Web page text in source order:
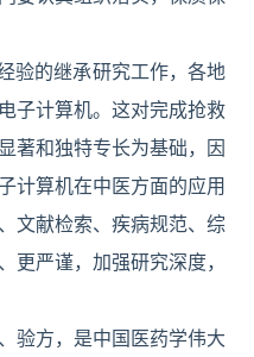
验的继承研究工作，各地
子计算机。这对完成抢救
著和独特专长为基础，因
计算机在中医方面的应用
文献检索、疾病规范、综
更严谨，加强研究深度，
验方，是中国医药学伟大